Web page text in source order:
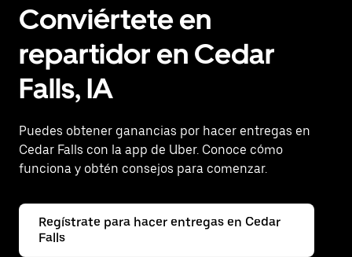
Conviértete en
repartidor en Cedar
Falls, IA
Puedes obtener ganancias por hacer entregas en
Cedar Falls con la app de Uber. Conoce cómo
funciona y obtén consejos para comenzar.
Regístrate para hacer entregas en Cedar
Falls